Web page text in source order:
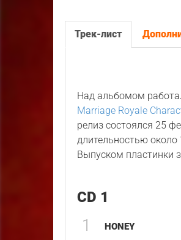
Трек-лист
Над альбомом
Marriage Royale
релиз состоялся 25
длительностью
Выпуском пластинки
CD 1
1 HONEY